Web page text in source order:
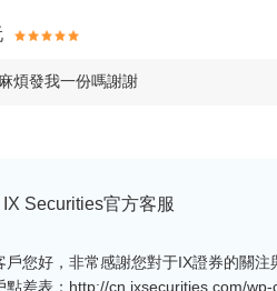
煩發我一份嗎謝謝
IX Securities官方客服
戶您好，非常感謝您對于IX證券的關
點差表：http://cn.ixsecurities.com/